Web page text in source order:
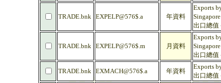
TRADE.bnk EXPELP@576$.a 年資料
Exports
出口總值
TRADE.bnk EXPELP@576$.m 月資料
Exports
出口總值
TRADE.bnk EXMACH@576$.a 年資料
Exports
出口總值